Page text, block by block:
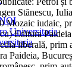
Universitaria
Stănescu,
Mozaic iudaic,
Editura
liberală, prim
Paideia,